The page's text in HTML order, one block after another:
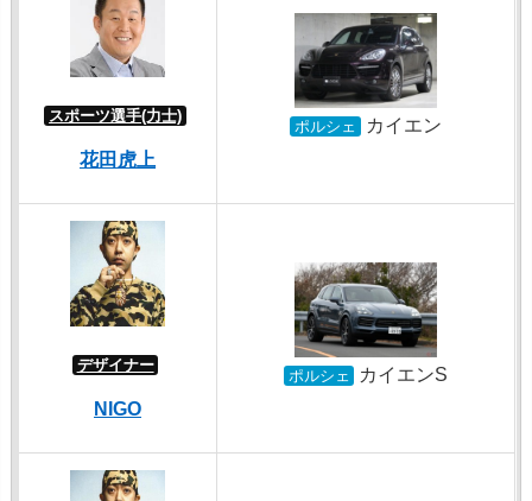
スポーツ選手(力士)
花田虎上
ポルシェ カイエン
デザイナー
NIGO
ポルシェ カイエンS